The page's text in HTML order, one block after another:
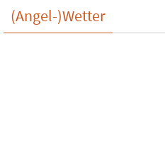
(Angel-)Wetter